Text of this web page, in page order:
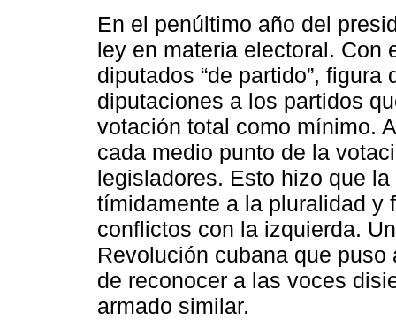
En el penúltimo año del
ley en materia electoral. Con
diputados “de partido”,
diputaciones a los partidos
votación total como mínimo.
cada medio punto de la
legisladores. Esto hizo que
tímidamente a la pluralidad y
conflictos con la izquierda.
Revolución cubana que
de reconocer a las voces
armado similar.